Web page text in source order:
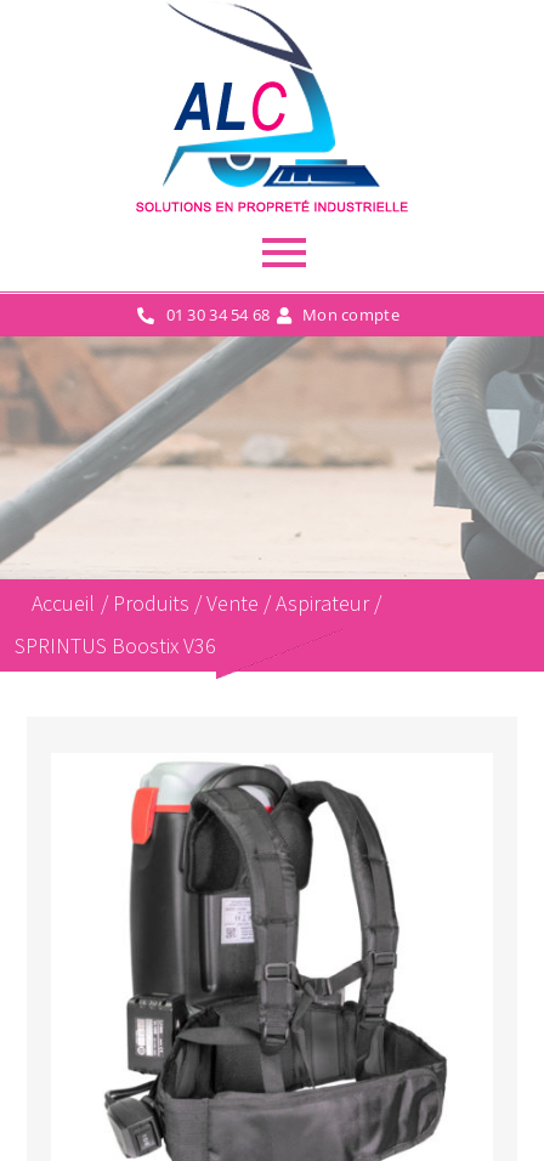
01 30 34 54 68 Mon compte
Accueil / Produits /Vente /Aspirateur /
SPRINTUS Boostix V36